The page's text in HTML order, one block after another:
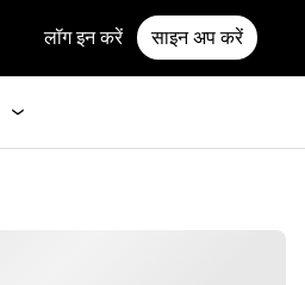
लॉग इन करें साइन अप करें